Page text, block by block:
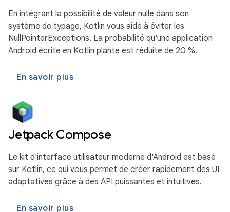
En intégrant la possibilité de valeur nulle dans son
système de typage, Kotlin vous aide à éviter les
NullPointerExceptions. La probabilité qu'une application
Android écrite en Kotlin plante est réduite de 20 %.
En savoir plus
Jetpack Compose
Le kit d'interface utilisateur moderne d'Android est basé
sur Kotlin, ce qui vous permet de créer rapidement des UI
adaptatives grâce à des API puissantes et intuitives.
En savoir plus